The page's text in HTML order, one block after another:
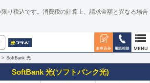
り税込です。消費税の計算上、請求金額と異なる場合
SoftBank 光
SoftBank 光(ソフトバンク光)